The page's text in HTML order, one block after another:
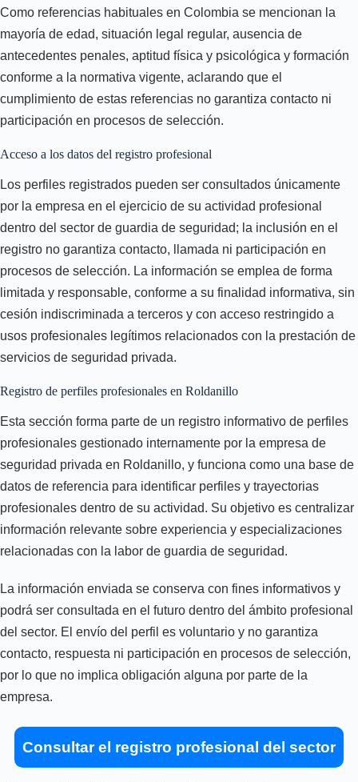
Como referencias habituales en Colombia se mencionan la
mayoría de edad, situación legal regular, ausencia de
antecedentes penales, aptitud física y psicológica y formación
conforme a la normativa vigente, aclarando que el
cumplimiento de estas referencias no garantiza contacto ni
participación en procesos de selección.
Acceso a los datos del registro profesional
Los perfiles registrados pueden ser consultados únicamente
por la empresa en el ejercicio de su actividad profesional
dentro del sector de guardia de seguridad; la inclusión en el
registro no garantiza contacto, llamada ni participación en
procesos de selección. La información se emplea de forma
limitada y responsable, conforme a su finalidad informativa, sin
cesión indiscriminada a terceros y con acceso restringido a
usos profesionales legítimos relacionados con la prestación de
servicios de seguridad privada.
Registro de perfiles profesionales en Roldanillo
Esta sección forma parte de un registro informativo de perfiles
profesionales gestionado internamente por la empresa de
seguridad privada en Roldanillo, y funciona como una base de
datos de referencia para identificar perfiles y trayectorias
profesionales dentro de su actividad. Su objetivo es centralizar
información relevante sobre experiencia y especializaciones
relacionadas con la labor de guardia de seguridad.
La información enviada se conserva con fines informativos y
podrá ser consultada en el futuro dentro del ámbito profesional
del sector. El envío del perfil es voluntario y no garantiza
contacto, respuesta ni participación en procesos de selección,
por lo que no implica obligación alguna por parte de la
empresa.
Consultar el registro profesional del sector